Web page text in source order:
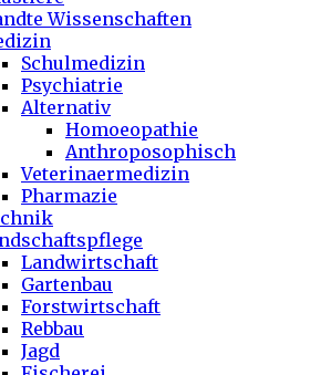
Wissenschaften
Schulmedizin
Psychiatrie
Alternativ
Homoeopathie
Anthroposophisch
Veterinaermedizin
Pharmazie
Landwirtschaft
Gartenbau
Forstwirtschaft
Rebbau
Jagd